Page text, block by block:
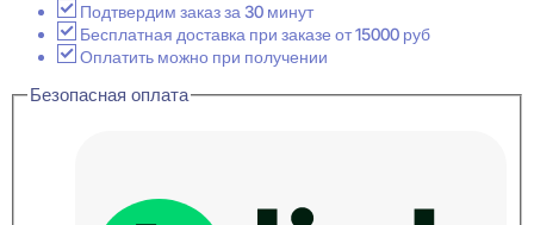
Пирамида
Белый
Подтвердим заказ за 30 минут
Бесплатная доставка при заказе от 15000 руб
Оплатить можно при получении
Безопасная оплата